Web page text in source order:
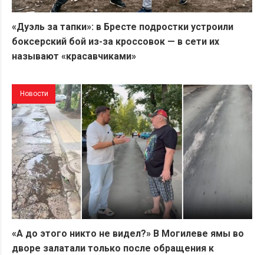
«Дуэль за тапки»: в Бресте подростки устроили
боксерский бой из-за кроссовок — в сети их
называют «красавчиками»
Новости
«А до этого никто не видел?» В Могилеве ямы во
дворе залатали только после обращения к